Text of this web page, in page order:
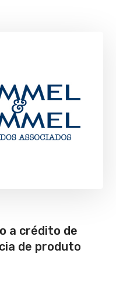
a crédito de
de produto